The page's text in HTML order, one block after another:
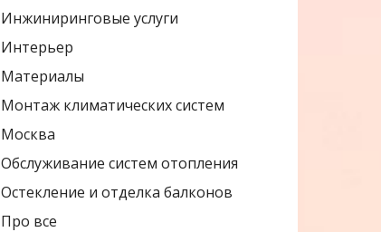
Инжиниринговые услуги
Интерьер
Материалы
Монтаж климатических систем
Москва
Обслуживание систем отопления
Остекление и отделка балконов
Про все